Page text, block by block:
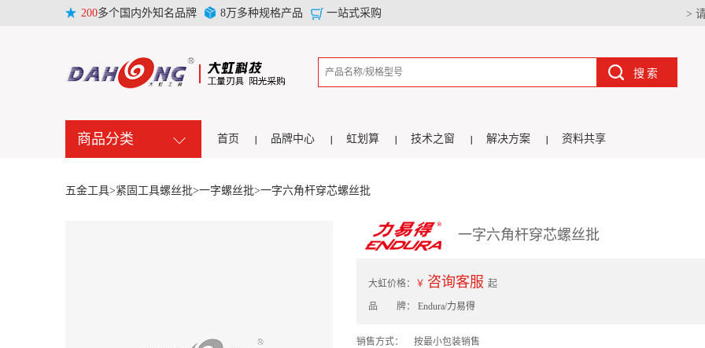
200多个国内外知名品牌 8万多种规格产品 一站式采购 >
搜索
商品分类 首页 品牌中心 虹划算 技术之窗 解决方案 资料共享
五金工具>紧固工具螺丝批>一字螺丝批>一字六角杆穿芯螺丝批
一字六角杆穿芯螺丝批
大虹价格： ￥ 咨询客服 起
品 牌： Endura/力易得
销售方式： 按最小包装销售